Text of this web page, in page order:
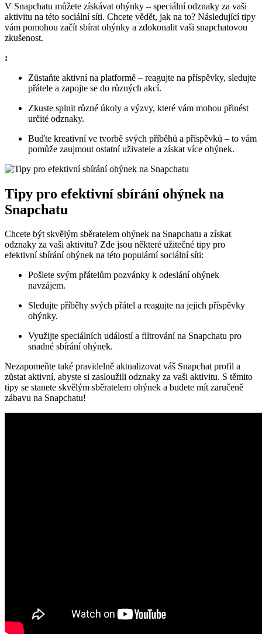
V Snapchatu můžete získávat ohýnky – speciální odznaky za vaši
aktivitu na této sociální síti. Chcete vědět, jak na to? Následující tipy
vám pomohou začít sbírat ohýnky a zdokonalit vaši snapchatovou
zkušenost.
:
Zůstaňte aktivní na platformě – reagujte na příspěvky, sledujte
přátele a zapojte se do různých akcí.
Zkuste splnit různé úkoly a výzvy, které vám mohou přinést
určité odznaky.
Buďte kreativní ve tvorbě svých příběhů a příspěvků – to vám
pomůže zaujmout ostatní uživatele a získat více ohýnek.
Tipy pro efektivní sbírání ohýnek na
Snapchatu
Chcete být skvělým sběratelem ohýnek na Snapchatu a získat
odznaky za vaši aktivitu? Zde jsou některé užitečné tipy pro
efektivní sbírání ohýnek na této populární sociální síti:
Pošlete svým přátelům pozvánky k odeslání ohýnek
navzájem.
Sledujte příběhy svých přátel a reagujte na jejich příspěvky
ohýnky.
Využijte speciálních událostí a filtrování na Snapchatu pro
snadné sbírání ohýnek.
Nezapomeňte také pravidelně aktualizovat váš Snapchat profil a
zůstat aktivní, abyste si zasloužili odznaky za vaši aktivitu. S těmito
tipy se stanete skvělým sběratelem ohýnek a budete mít zaručeně
zábavu na Snapchatu!